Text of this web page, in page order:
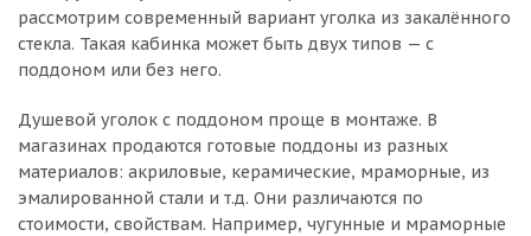
рассмотрим современный вариант уголка из закалённого
стекла. Такая кабинка может быть двух типов — с
поддоном или без него.
Душевой уголок с поддоном проще в монтаже. В
магазинах продаются готовые поддоны из разных
материалов: акриловые, керамические, мраморные, из
эмалированной стали и т.д. Они различаются по
стоимости, свойствам. Например, чугунные и мраморные